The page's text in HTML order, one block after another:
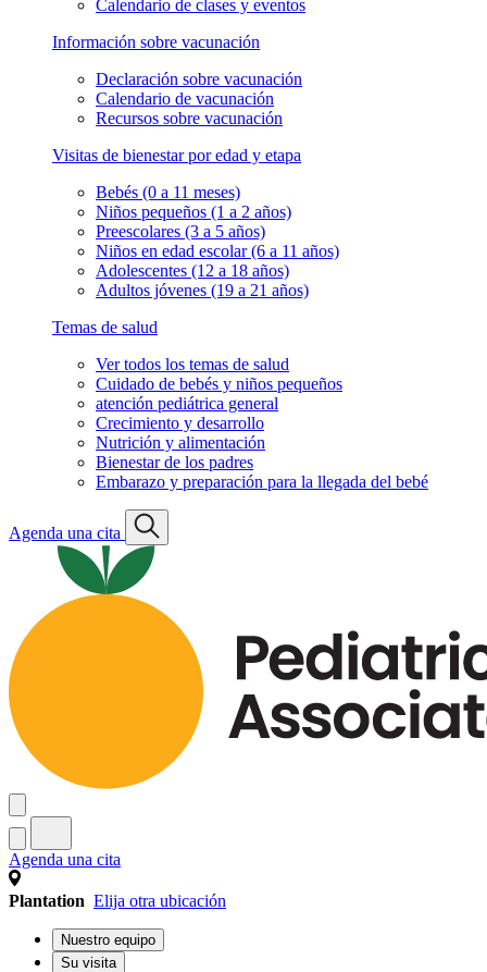
Calendario de clases y eventos
Información sobre vacunación
Declaración sobre vacunación
Calendario de vacunación
Recursos sobre vacunación
Visitas de bienestar por edad y etapa
Bebés (0 a 11 meses)
Niños pequeños (1 a 2 años)
Preescolares (3 a 5 años)
Niños en edad escolar (6 a 11 años)
Adolescentes (12 a 18 años)
Adultos jóvenes (19 a 21 años)
Temas de salud
Ver todos los temas de salud
Cuidado de bebés y niños pequeños
atención pediátrica general
Crecimiento y desarrollo
Nutrición y alimentación
Bienestar de los padres
Embarazo y preparación para la llegada del bebé
Agenda una cita
Agenda una cita
Plantation Elija otra ubicación
Nuestro equipo
Su visita